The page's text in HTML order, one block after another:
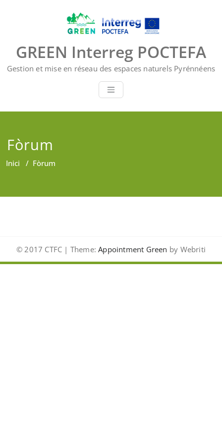
GREEN Interreg POCTEFA
Gestion et mise en réseau des espaces naturels Pyrénnéens
Fòrum
Inici / Fòrum
© 2017 CTFC | Theme: Appointment Green by Webriti